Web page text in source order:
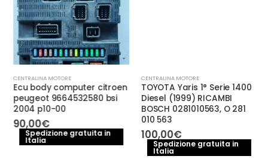
CENTRALINA MOTORE
Ecu body computer citroen
peugeot 9664532580 bsi
2004 p10-00
90,00€
Spedizione gratuita in
Italia
CENTRALINA MOTORE
TOYOTA Yaris 1° Serie 1400
Diesel (1999) RICAMBI
BOSCH 0281010563, O 281
010 563
100,00€
Spedizione gratuita in
Italia